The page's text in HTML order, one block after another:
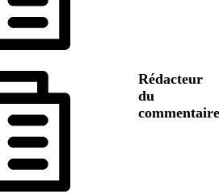
Rédacteur
du
commentaire